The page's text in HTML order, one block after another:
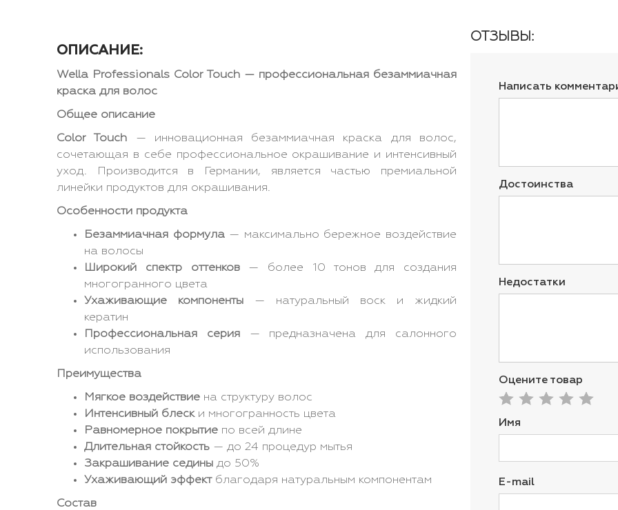
ОПИСАНИЕ:
Wella Professionals Color Touch — профессиональная безаммиачная
краска для волос
Общее описание
Color Touch — инновационная безаммиачная краска для волос,
сочетающая в себе профессиональное окрашивание и интенсивный
уход. Производится в Германии, является частью премиальной
линейки продуктов для окрашивания.
Особенности продукта
Безаммиачная формула— максимально бережное воздействие
на волосы
Широкий спектр оттенков— более 10 тонов для создания
многогранного цвета
Ухаживающие компоненты — натуральный воск и жидкий
кератин
Профессиональная серия— предназначена для салонного
использования
Преимущества
Мягкое воздействие на структуру волос
Интенсивный блески многогранность цвета
Равномерное покрытие по всей длине
Длительная стойкость — до 24 процедур мытья
Закрашивание седины до 50%
Ухаживающий эффектблагодаря натуральным компонентам
Состав
ОТЗЫВЫ:
Написать
Достоинства
Недостатки
Оцените товар
Имя
E-mail